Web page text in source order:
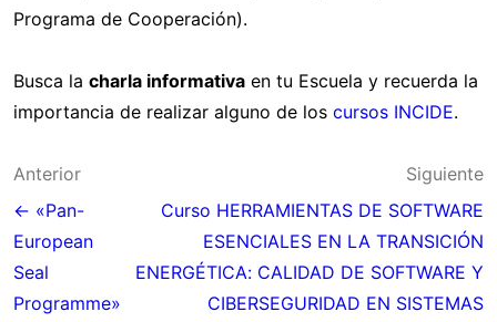
Programa de Cooperación).
Busca la charla informativa en tu Escuela y recuerda la
importancia de realizar alguno de los cursos INCIDE.
Navegación
de
entradas
Anterior
← «Pan-
European
Seal
Programme»
Siguiente
Curso HERRAMIENTAS DE SOFTWARE
ESENCIALES EN LA TRANSICIÓN
ENERGÉTICA: CALIDAD DE SOFTWARE Y
CIBERSEGURIDAD EN SISTEMAS